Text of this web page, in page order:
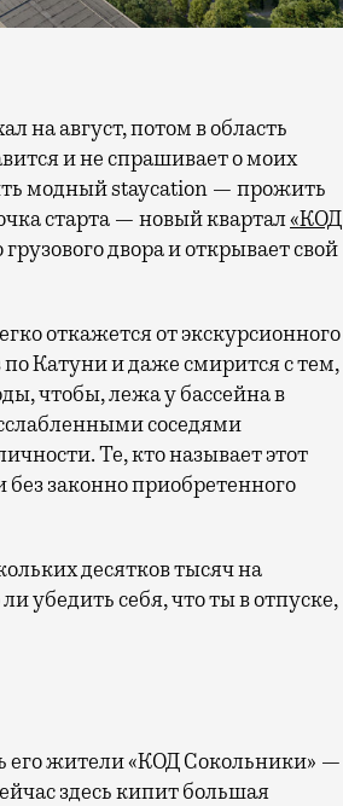
и не спрашивает о моих
модный staycation — прожить
старта — новый квартал«КОД
двора и открывает свой
откажется от экскурсионного
Катуни и даже смирится с тем,
чтобы, лежа у бассейна в
соседями
Те, кто называет этот
законно приобретенного
десятков тысяч на
убедить себя, что ты в отпуске,
его жители «КОД Сокольники» —
здесь кипит большая